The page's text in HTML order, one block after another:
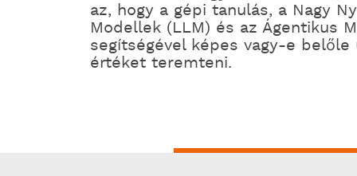
az, hogy a gépi tanulás, a Nagy
Modellek (LLM) és az Ágentikus
segítségével képes vagy-e belőle
értéket teremteni.